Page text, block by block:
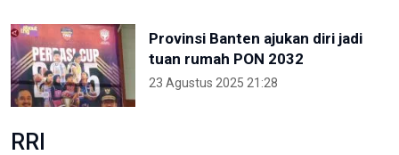
Provinsi Banten ajukan diri jadi
tuan rumah PON 2032
23 Agustus 2025 21:28
RRI